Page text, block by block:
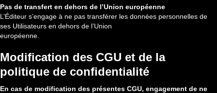
Pas de transfert en dehors de l’Union européenne
L’Éditeur s’engage à ne pas transférer les données personnelles de
ses Utilisateurs en dehors de l’Union
européenne.
Modification des CGU et de la
politique de confidentialité
En cas de modification des présentes CGU, engagement de ne